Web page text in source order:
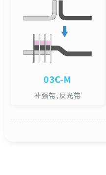
03C-M
补强带,反光带